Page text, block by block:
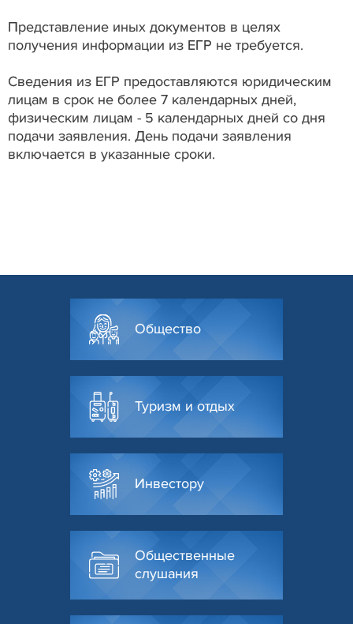
Представление иных документов в целях
получения информации из ЕГР не требуется.
Сведения из ЕГР предоставляются юридическим
лицам в срок не более 7 календарных дней,
физическим лицам - 5 календарных дней со дня
подачи заявления. День подачи заявления
включается в указанные сроки.
Общество
Туризм и отдых
Инвестору
Общественные
слушания